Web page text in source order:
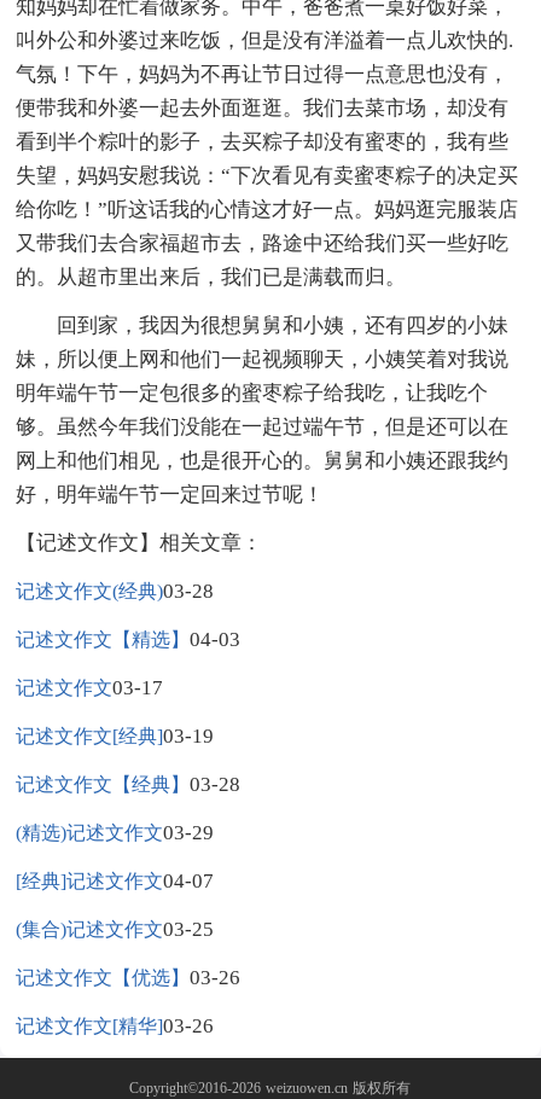
知妈妈却在忙着做家务。中午，爸爸煮一桌好饭好菜，
叫外公和外婆过来吃饭，但是没有洋溢着一点儿欢快的.
气氛！下午，妈妈为不再让节日过得一点意思也没有，
便带我和外婆一起去外面逛逛。我们去菜市场，却没有
看到半个粽叶的影子，去买粽子却没有蜜枣的，我有些
失望，妈妈安慰我说：“下次看见有卖蜜枣粽子的决定买
给你吃！”听这话我的心情这才好一点。妈妈逛完服装店
又带我们去合家福超市去，路途中还给我们买一些好吃
的。从超市里出来后，我们已是满载而归。
回到家，我因为很想舅舅和小姨，还有四岁的小妹
妹，所以便上网和他们一起视频聊天，小姨笑着对我说
明年端午节一定包很多的蜜枣粽子给我吃，让我吃个
够。虽然今年我们没能在一起过端午节，但是还可以在
网上和他们相见，也是很开心的。舅舅和小姨还跟我约
好，明年端午节一定回来过节呢！
【记述文作文】相关文章：
记述文作文(经典)03-28
记述文作文【精选】04-03
记述文作文03-17
记述文作文[经典]03-19
记述文作文【经典】03-28
(精选)记述文作文03-29
[经典]记述文作文04-07
(集合)记述文作文03-25
记述文作文【优选】03-26
记述文作文[精华]03-26
Copyright©2016-2026 weizuowen.cn 版权所有